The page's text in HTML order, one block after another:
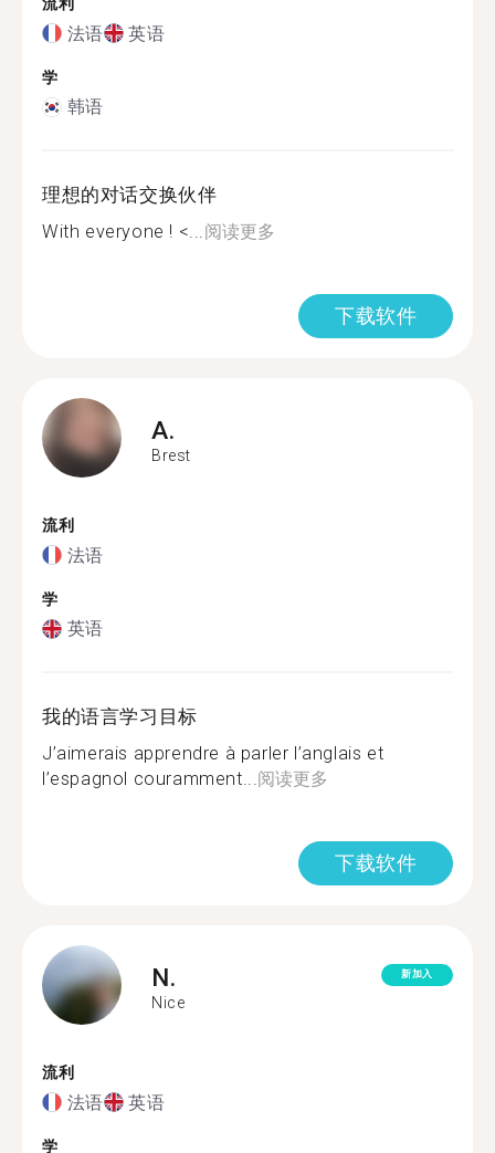
流利
法语 英语
学
韩语
理想的对话交换伙伴
With everyone ! <...阅读更多
下载软件
A.
Brest
流利
法语
学
英语
我的语言学习目标
J’aimerais apprendre à parler l’anglais et
l’espagnol couramment...阅读更多
下载软件
N.
Nice
新加入
流利
法语 英语
学